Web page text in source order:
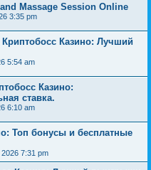
Massage Session Online
3:35 pm
Казино: Лучший
5:54 am
Казино:
ставка.
6:10 am
Топ бонусы и бесплатные
7:31 pm